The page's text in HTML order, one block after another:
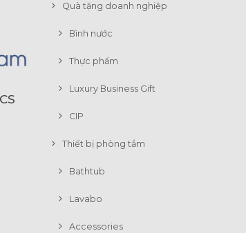
Quà tặng doanh nghiệp
Bình nước
Thực phẩm
Luxury Business Gift
CIP
Thiết bị phòng tắm
Bathtub
Lavabo
Accessories